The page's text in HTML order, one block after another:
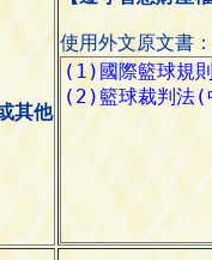
其他
使用外文原文書